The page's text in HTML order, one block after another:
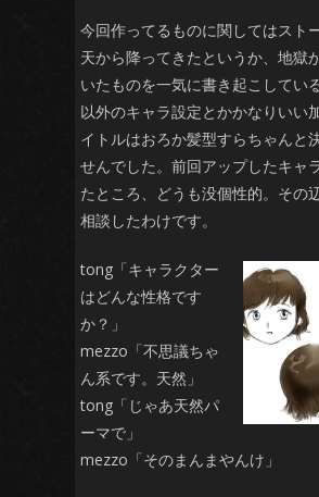
今回作ってるものに関してはスト
天から降ってきたというか、地獄
いたものを一気に書き起こしてい
以外のキャラ設定とかかなりいい
イトルはおろか髪型すらちゃんと
せんでした。前回アップしたキャ
たところ、どうも没個性的。その
相談したわけです。
tong「キャラクター
はどんな性格です
か？」
mezzo「不思議ちゃ
ん系です。天然」
tong「じゃあ天然パ
ーマで」
mezzo「そのまんまやんけ」